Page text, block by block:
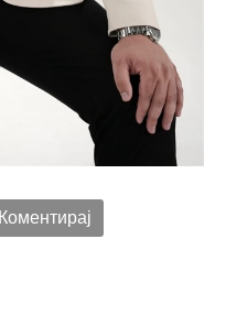
Коментирај